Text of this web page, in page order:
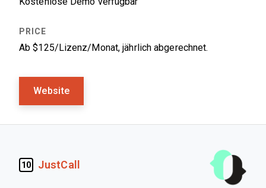
Ab $125/Lizenz/Monat, jährlich abgerechnet.
Website
10 JustCall